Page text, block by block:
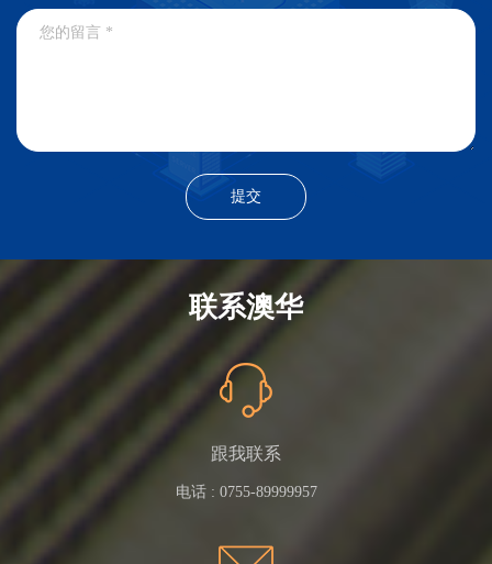
联系澳华
跟我联系
电话 : 0755-89999957